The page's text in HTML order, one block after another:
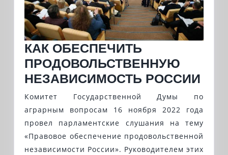
КАК ОБЕСПЕЧИТЬ
ПРОДОВОЛЬСТВЕННУЮ
НЕЗАВИСИМОСТЬ РОССИИ
Комитет Государственной Думы по
аграрным вопросам 16 ноября 2022 года
провел парламентские слушания на тему
«Правовое обеспечение продовольственной
независимости России». Руководителем этих